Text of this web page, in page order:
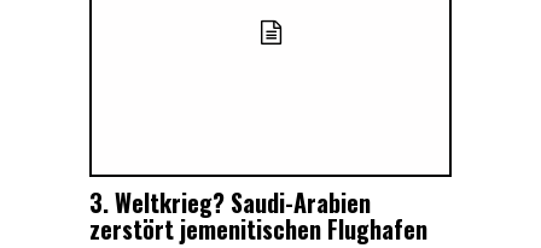
3. Weltkrieg? Saudi-Arabien
zerstört jemenitischen Flughafen